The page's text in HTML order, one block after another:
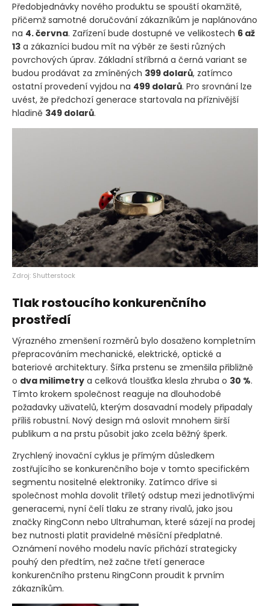
Předobjednávky nového produktu se spouští okamžitě,
přičemž samotné doručování zákazníkům je naplánováno
na 4. června. Zařízení bude dostupné ve velikostech 6 až
13 a zákazníci budou mít na výběr ze šesti různých
povrchových úprav. Základní stříbrná a černá variant se
budou prodávat za zmíněných 399 dolarů, zatímco
ostatní provedení vyjdou na 499 dolarů. Pro srovnání lze
uvést, že předchozí generace startovala na příznivější
hladině 349 dolarů.
Zdroj: Shutterstock
Tlak rostoucího konkurenčního
prostředí
Výrazného zmenšení rozměrů bylo dosaženo kompletním
přepracováním mechanické, elektrické, optické a
bateriové architektury. Šířka prstenu se zmenšila přibližně
o dva milimetry a celková tloušťka klesla zhruba o 30 %.
Tímto krokem společnost reaguje na dlouhodobé
požadavky uživatelů, kterým dosavadní modely připadaly
příliš robustní. Nový design má oslovit mnohem širší
publikum a na prstu působit jako zcela běžný šperk.
Zrychlený inovační cyklus je přímým důsledkem
zostřujícího se konkurenčního boje v tomto specifickém
segmentu nositelné elektroniky. Zatímco dříve si
společnost mohla dovolit tříletý odstup mezi jednotlivými
generacemi, nyní čelí tlaku ze strany rivalů, jako jsou
značky RingConn nebo Ultrahuman, které sázejí na prodej
bez nutnosti platit pravidelné měsíční předplatné.
Oznámení nového modelu navíc přichází strategicky
pouhý den předtím, než začne třetí generace
konkurenčního prstenu RingConn proudit k prvním
zákazníkům.